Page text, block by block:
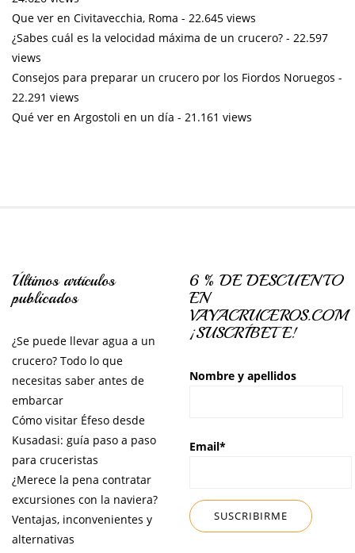
Que ver en Civitavecchia, Roma - 22.645 views
¿Sabes cuál es la velocidad máxima de un crucero? - 22.597
views
Consejos para preparar un crucero por los Fiordos Noruegos -
22.291 views
Qué ver en Argostoli en un día - 21.161 views
Últimos artículos
publicados
¿Se puede llevar agua a un
crucero? Todo lo que
necesitas saber antes de
embarcar
Cómo visitar Éfeso desde
Kusadasi: guía paso a paso
para cruceristas
¿Merece la pena contratar
excursiones con la naviera?
Ventajas, inconvenientes y
alternativas
6 % DE DESCUENTO
EN
VAYACRUCEROS.COM
¡SUSCRÍBETE!
Nombre y apellidos
Email*